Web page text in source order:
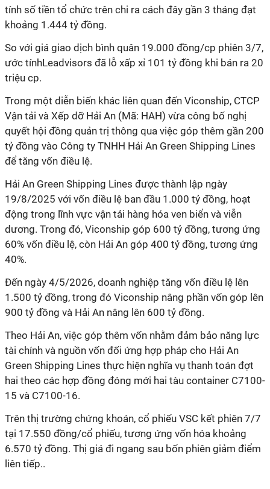
tính số tiền tổ chức trên chi ra cách đây gần 3 tháng đạt
khoảng 1.444 tỷ đồng.
So với giá giao dịch bình quân 19.000 đồng/cp phiên 3/7,
ước tínhLeadvisors đã lỗ xấp xỉ 101 tỷ đồng khi bán ra 20
triệu cp.
Trong một diễn biến khác liên quan đến Viconship, CTCP
Vận tải và Xếp dỡ Hải An (Mã: HAH) vừa công bố nghị
quyết hội đồng quản trị thông qua việc góp thêm gần 200
tỷ đồng vào Công ty TNHH Hải An Green Shipping Lines
để tăng vốn điều lệ.
Hải An Green Shipping Lines được thành lập ngày
19/8/2025 với vốn điều lệ ban đầu 1.000 tỷ đồng, hoạt
động trong lĩnh vực vận tải hàng hóa ven biển và viễn
dương. Trong đó, Viconship góp 600 tỷ đồng, tương ứng
60% vốn điều lệ, còn Hải An góp 400 tỷ đồng, tương ứng
40%.
Đến ngày 4/5/2026, doanh nghiệp tăng vốn điều lệ lên
1.500 tỷ đồng, trong đó Viconship nâng phần vốn góp lên
900 tỷ đồng và Hải An nâng lên 600 tỷ đồng.
Theo Hải An, việc góp thêm vốn nhằm đảm bảo năng lực
tài chính và nguồn vốn đối ứng hợp pháp cho Hải An
Green Shipping Lines thực hiện nghĩa vụ thanh toán đợt
hai theo các hợp đồng đóng mới hai tàu container C7100-
15 và C7100-16.
Trên thị trường chứng khoán, cổ phiếu VSC kết phiên 7/7
tại 17.550 đồng/cổ phiếu, tương ứng vốn hóa khoảng
6.570 tỷ đồng. Thị giá đi ngang sau bốn phiên giảm điểm
liên tiếp..